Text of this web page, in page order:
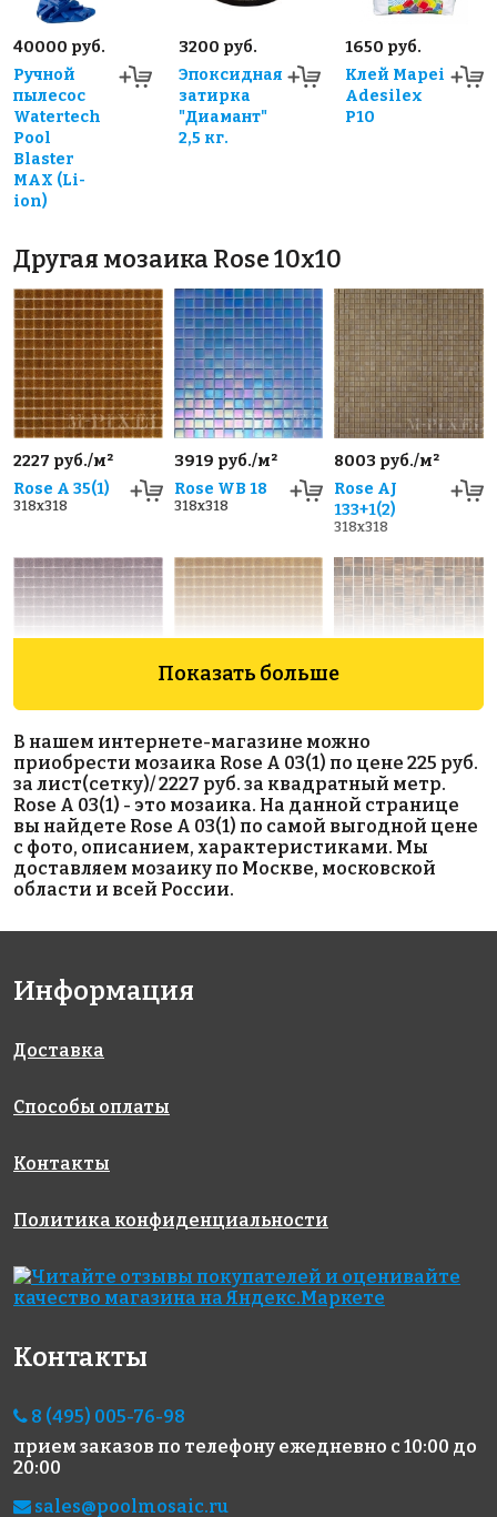
40000 руб.
Ручной
пылесос
Watertech
Pool
Blaster
MAX (Li-
ion)
3200 руб.
Эпоксидная
затирка
"Диамант"
2,5 кг.
1650 руб.
Клей Mapei
Adesilex
P10
Другая мозаика Rose 10x10
2227 руб./м²
Rose A 35(1)
318x318
3919 руб./м²
Rose WB 18
318x318
8003 руб./м²
Rose AJ
133+1(2)
318x318
Rose A 44(1)
318x318
Rose A 34(1)
318x318
Rose GA 36(1)
318x318
3919 руб./м²
Rose G 03
Rose A 33(2)
5070 руб./м²
GE12-10
318x318
5842 руб./м²
Показать больше
В нашем интернете-магазине можно
приобрести мозаика Rose A 03(1) по цене 225 руб.
за лист(сетку)/ 2227 руб. за квадратный метр.
Rose A 03(1) - это мозаика. На данной странице
вы найдете Rose A 03(1) по самой выгодной цене
с фото, описанием, характеристиками. Мы
доставляем мозаику по Москве, московской
области и всей России.
Информация
Доставка
Способы оплаты
Контакты
Политика конфиденциальности
Контакты
8 (495) 005-76-98
прием заказов по телефону ежедневно с 10:00 до
20:00
sales@poolmosaic.ru